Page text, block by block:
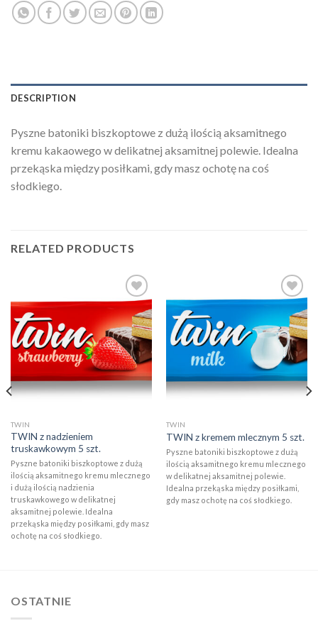
DESCRIPTION
Pyszne batoniki biszkoptowe z dużą ilością aksamitnego
kremu kakaowego w delikatnej aksamitnej polewie. Idealna
przekąska między posiłkami, gdy masz ochotę na coś
słodkiego.
RELATED PRODUCTS
Add to
wishlist
TWIN
TWIN z nadzieniem
truskawkowym 5 szt.
Pyszne batoniki biszkoptowe z dużą
ilością aksamitnego kremu mlecznego
i dużą ilością nadzienia
truskawkowego w delikatnej
aksamitnej polewie. Idealna
przekąska między posiłkami, gdy masz
ochotę na coś słodkiego.
wishlist
TWIN
TWIN z kremem mlecznym 5 szt.
Pyszne batoniki biszkoptowe z dużą
ilością aksamitnego kremu mlecznego
w delikatnej aksamitnej polewie.
Idealna przekąska między posiłkami,
gdy masz ochotę na coś słodkiego.
OSTATNIE